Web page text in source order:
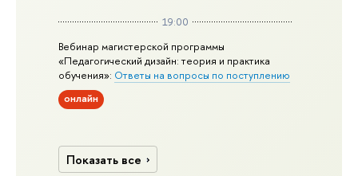
19:00
Вебинар магистерской программы
«Педагогический дизайн: теория и практика
обучения»: Ответы на вопросы по поступлению
онлайн
Показать все